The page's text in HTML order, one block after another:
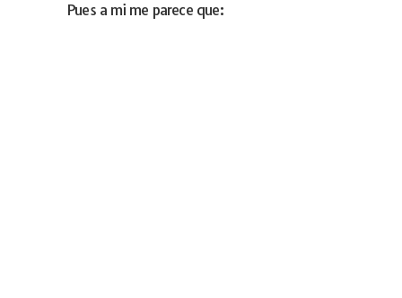
Pues a mi me parece que: